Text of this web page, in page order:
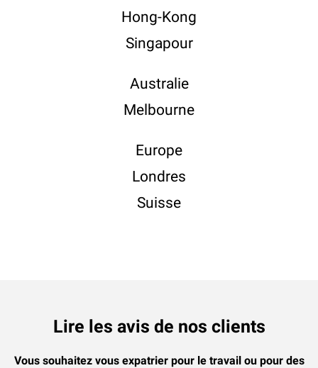
Hong-Kong
Singapour
Australie
Melbourne
Europe
Londres
Suisse
Lire les avis de nos clients
Vous souhaitez vous expatrier pour le travail ou pour des